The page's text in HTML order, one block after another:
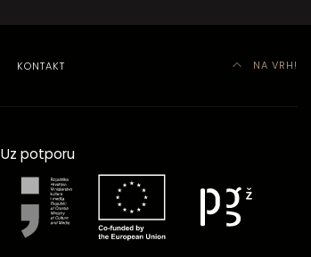
KONTAKT NA VRH!
Uz potporu